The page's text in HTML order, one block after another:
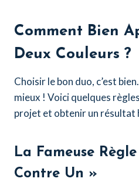
Comment Bien
Deux Couleurs ?
Choisir le bon duo, c’est
mieux ! Voici quelques
projet et obtenir un résultat
La Fameuse
Contre Un »